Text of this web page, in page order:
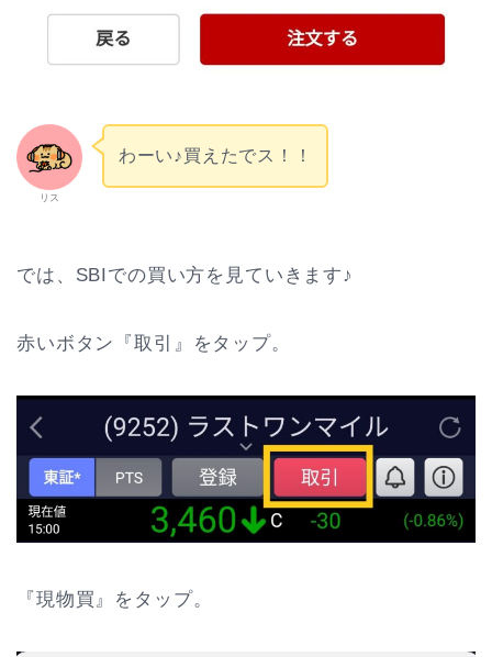
リス
わーい♪買えたでス！！
では、SBIでの買い方を見ていきます♪
赤いボタン『取引』をタップ。
『現物買』をタップ。